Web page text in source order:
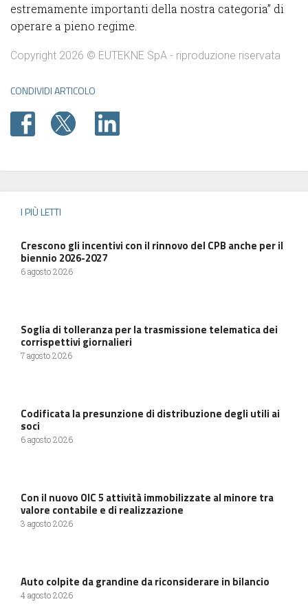
estremamente importanti della nostra categoria” di
operare a pieno regime.
Copyright 2026 © EUTEKNE SpA - riproduzione riservata
CONDIVIDI ARTICOLO
I PIÙ LETTI
Crescono gli incentivi con il rinnovo del CPB anche per il
biennio 2026-2027
6 agosto 2026
Soglia di tolleranza per la trasmissione telematica dei
corrispettivi giornalieri
7 agosto 2026
Codificata la presunzione di distribuzione degli utili ai
soci
6 agosto 2026
Con il nuovo OIC 5 attività immobilizzate al minore tra
valore contabile e di realizzazione
3 agosto 2026
Auto colpite da grandine da riconsiderare in bilancio
4 agosto 2026